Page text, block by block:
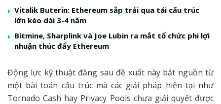
Vitalik Buterin: Ethereum sắp trải qua tái cấu trúc
lớn kéo dài 3-4 năm
Bitmine, Sharplink và Joe Lubin ra mắt tổ chức phi lợi
nhuận thúc đẩy Ethereum
Động lực kỹ thuật đằng sau đề xuất này bắt nguồn từ
một bài toán cấu trúc mà các giải pháp hiện tại như
Tornado Cash hay Privacy Pools chưa giải quyết được